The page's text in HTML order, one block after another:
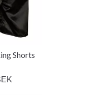
Shorts